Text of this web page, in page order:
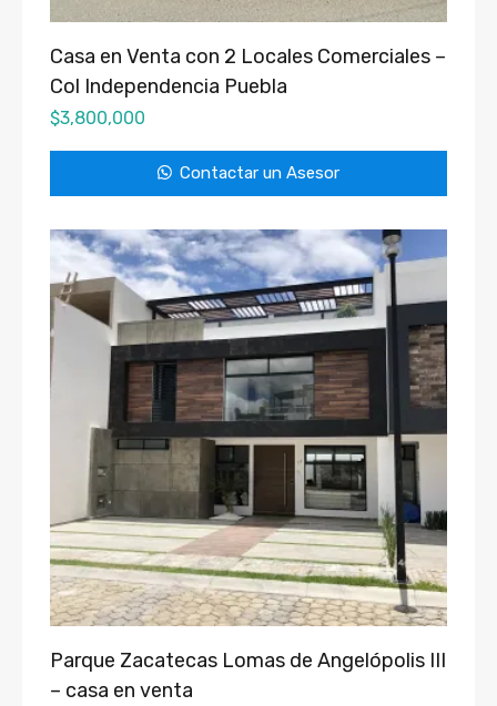
Casa en Venta con 2 Locales Comerciales –
Col Independencia Puebla
$3,800,000
Contactar un Asesor
Parque Zacatecas Lomas de Angelópolis III
– casa en venta